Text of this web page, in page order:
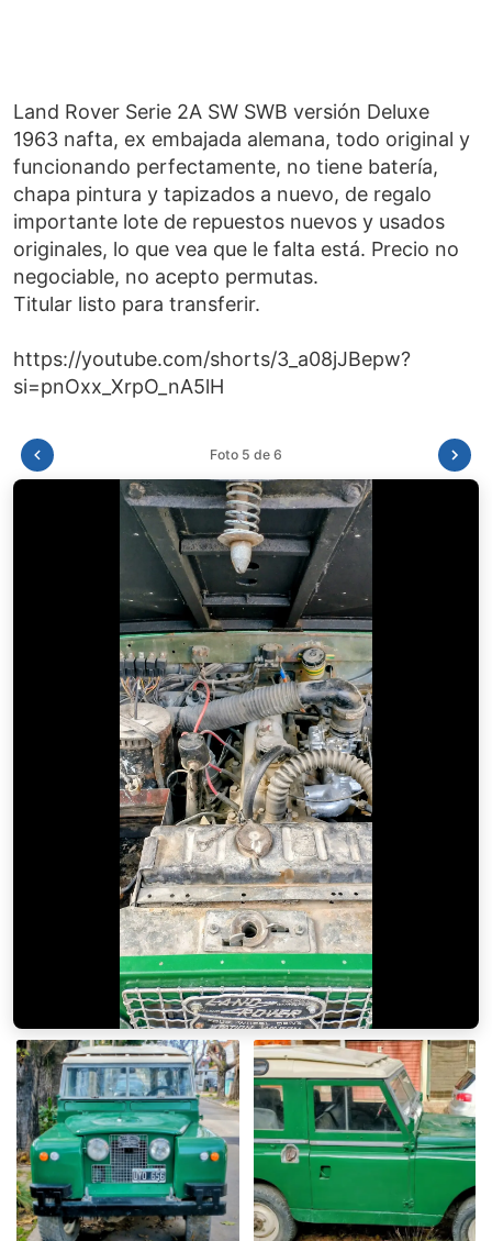
Land Rover Serie 2A SW SWB versión Deluxe
1963 nafta, ex embajada alemana, todo original y
funcionando perfectamente, no tiene batería,
chapa pintura y tapizados a nuevo, de regalo
importante lote de repuestos nuevos y usados
originales, lo que vea que le falta está. Precio no
negociable, no acepto permutas.
Titular listo para transferir.
https://youtube.com/shorts/3_a08jJBepw?
Foto 6 de 6